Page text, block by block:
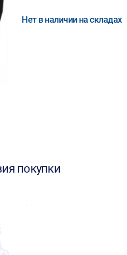
Нет в наличии на складах
покупки